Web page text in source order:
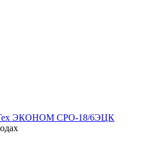
ЭКОНОМ СРО-18/6ЭЦК